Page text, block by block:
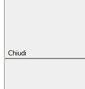
Chiudi